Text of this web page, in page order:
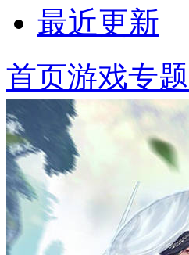
最近更新
首页游戏专题